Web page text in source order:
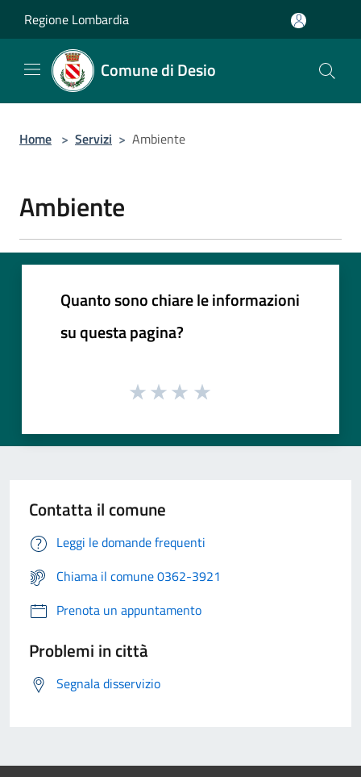
Regione Lombardia
Comune di Desio
Home > Servizi > Ambiente
Ambiente
Quanto sono chiare le informazioni
su questa pagina?
Contatta il comune
Leggi le domande frequenti
Chiama il comune 0362-3921
Prenota un appuntamento
Problemi in città
Segnala disservizio